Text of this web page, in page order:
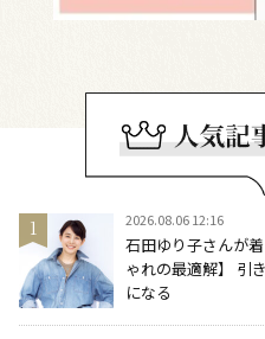
2026.08.06 12:16
石田ゆり子さんが
ゃれの最適解】 引
になる